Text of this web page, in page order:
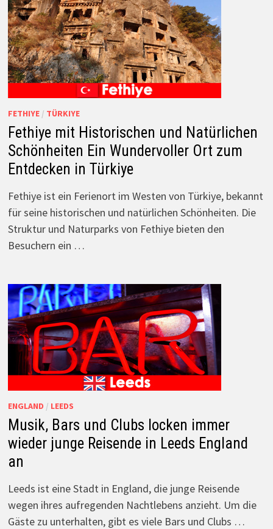
FETHIYE/ TÜRKIYE
Fethiye mit Historischen und Natürlichen
Schönheiten Ein Wundervoller Ort zum
Entdecken in Türkiye
Fethiye ist ein Ferienort im Westen von Türkiye, bekannt
für seine historischen und natürlichen Schönheiten. Die
Struktur und Naturparks von Fethiye bieten den
Besuchern ein …
ENGLAND / LEEDS
Musik, Bars und Clubs locken immer
wieder junge Reisende in Leeds England
an
Leeds ist eine Stadt in England, die junge Reisende
wegen ihres aufregenden Nachtlebens anzieht. Um die
Gäste zu unterhalten, gibt es viele Bars und Clubs …